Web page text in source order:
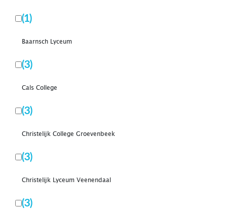
(1)
Baarnsch Lyceum
(3)
Cals College
(3)
Christelijk College Groevenbeek
(3)
Christelijk Lyceum Veenendaal
(3)